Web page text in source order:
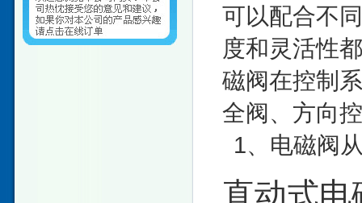
可以配合不
度和灵活性
磁阀在控制
全阀、方向
1、电磁阀
直动式电